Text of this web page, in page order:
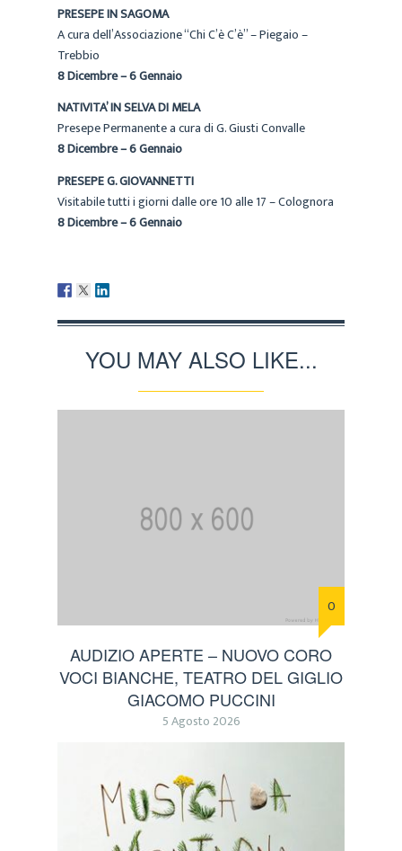
PRESEPE IN SAGOMA
A cura dell’Associazione “Chi C’è C’è” – Piegaio –
Trebbio
8 Dicembre – 6 Gennaio
NATIVITA’ IN SELVA DI MELA
Presepe Permanente a cura di G. Giusti Convalle
8 Dicembre – 6 Gennaio
PRESEPE G. GIOVANNETTI
Visitabile tutti i giorni dalle ore 10 alle 17 – Colognora
8 Dicembre – 6 Gennaio
YOU MAY ALSO LIKE...
0
AUDIZIO APERTE – NUOVO CORO
VOCI BIANCHE, TEATRO DEL GIGLIO
GIACOMO PUCCINI
5 Agosto 2026